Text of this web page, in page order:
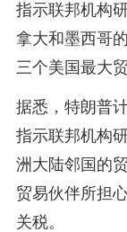
指示联邦机构
拿大和墨西哥
三个美国最大
据悉，特朗普
指示联邦机构
洲大陆邻国的
贸易伙伴所担
关税。